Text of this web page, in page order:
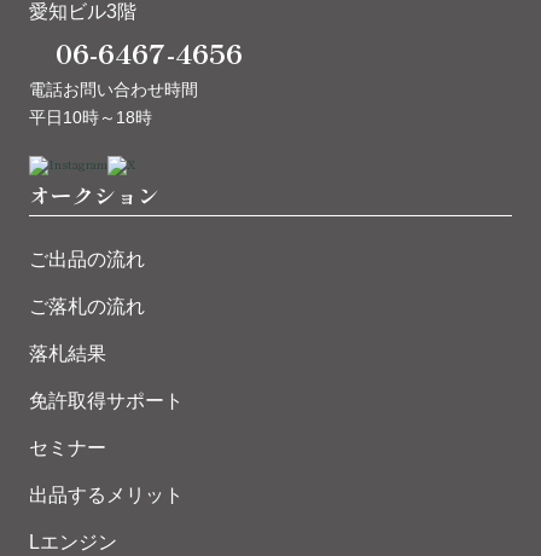
愛知ビル3階
06-6467-4656
電話お問い合わせ時間
平日10時～18時
オークション
ご出品の流れ
ご落札の流れ
落札結果
免許取得サポート
セミナー
出品するメリット
Lエンジン